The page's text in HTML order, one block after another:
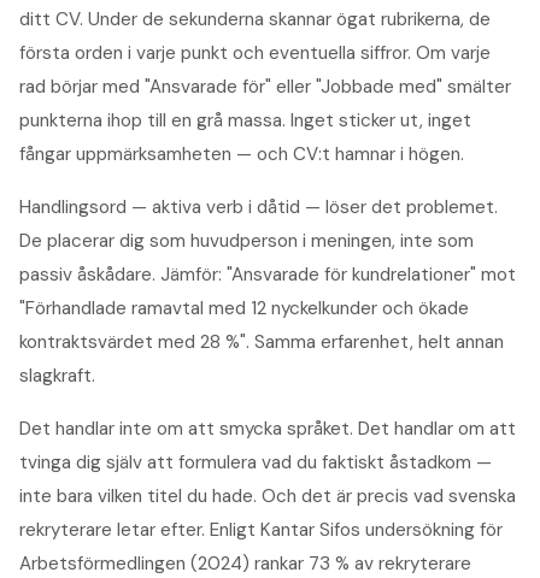
ditt CV. Under de sekunderna skannar ögat rubrikerna, de
första orden i varje punkt och eventuella siffror. Om varje
rad börjar med "Ansvarade för" eller "Jobbade med" smälter
punkterna ihop till en grå massa. Inget sticker ut, inget
fångar uppmärksamheten — och CV:t hamnar i högen.
Handlingsord — aktiva verb i dåtid — löser det problemet.
De placerar dig som huvudperson i meningen, inte som
passiv åskådare. Jämför: "Ansvarade för kundrelationer" mot
"Förhandlade ramavtal med 12 nyckelkunder och ökade
kontraktsvärdet med 28 %". Samma erfarenhet, helt annan
slagkraft.
Det handlar inte om att smycka språket. Det handlar om att
tvinga dig själv att formulera vad du faktiskt åstadkom —
inte bara vilken titel du hade. Och det är precis vad svenska
rekryterare letar efter. Enligt Kantar Sifos undersökning för
Arbetsförmedlingen (2024) rankar 73 % av rekryterare